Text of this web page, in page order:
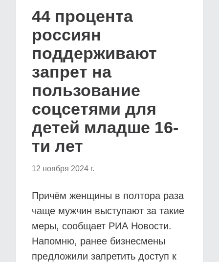
44 процента
россиян
поддерживают
запрет на
пользование
соцсетями для
детей младше 16-
ти лет
12 ноября 2024 г.
Причём женщины в полтора раза
чаще мужчин выступают за такие
меры, сообщает РИА Новости.
Напомню, ранее бизнесмены
предложили запретить доступ к